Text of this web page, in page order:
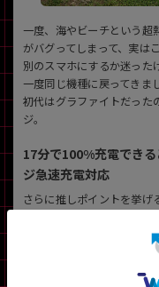
一度、海やビーチという超
がバグってしまって、実は
別のスマホにするか迷った
一度同じ機種に戻ってきま
初代はグラファイトだった
ジ。
17分で100%充電でき
ジ急速充電対応
さらに推しポイントを挙げ
動いてる被写体でもブレ
ブとか夜景撮りたい人にも
しかも120Wの急速充電の